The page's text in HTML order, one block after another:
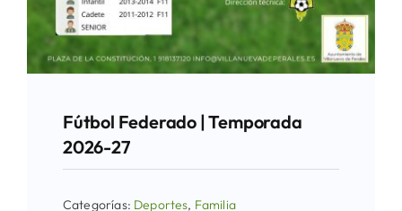
Fútbol Federado | Temporada
2026-27
Categorías: Deportes, Familia